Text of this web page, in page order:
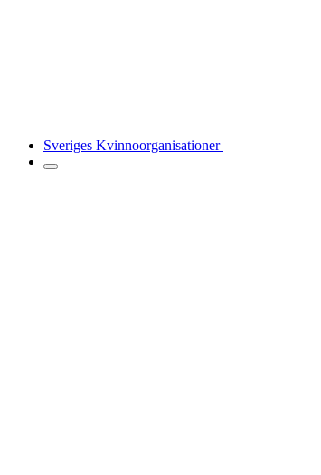
Sveriges Kvinnoorganisationer